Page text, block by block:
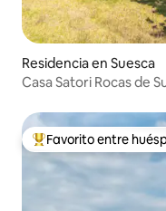
Residencia en Suesca
Casa Satori Rocas de
De los mejores en
Favorito entre